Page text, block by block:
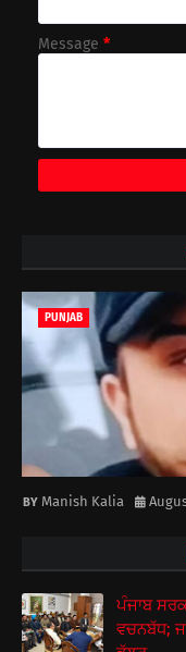
Message *
PUNJAB
Manish Kalia
ਪੰਜਾਬ
ਵਚਨਬੱਧ;